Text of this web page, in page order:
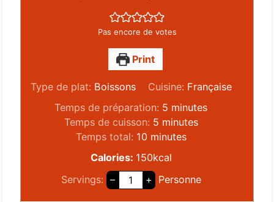
Pas encore de votes
Print
Type de plat: Boissons Cuisine: Française
Temps de préparation: 5 minutes
Temps de cuisson: 5 minutes
Temps total: 10 minutes
Calories: 150kcal
Servings: – + Personne